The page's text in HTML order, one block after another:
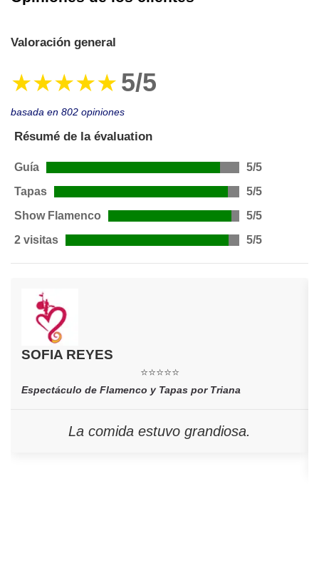
Valoración general
★★★★★ 5/5
basada en 802 opiniones
Résumé de la évaluation
Guía
5/5
Tapas
5/5
Show Flamenco
5/5
2 visitas
5/5
SOFIA REYES
⭐⭐⭐⭐⭐
Espectáculo de Flamenco y Tapas por Triana
La comida estuvo grandiosa.